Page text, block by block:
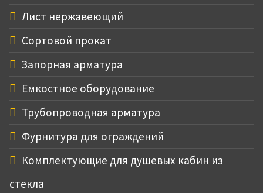
Лист нержавеющий
Сортовой прокат
Запорная арматура
Емкостное оборудование
Трубопроводная арматура
Фурнитура для ограждений
Комплектующие для душевых кабин из
стекла